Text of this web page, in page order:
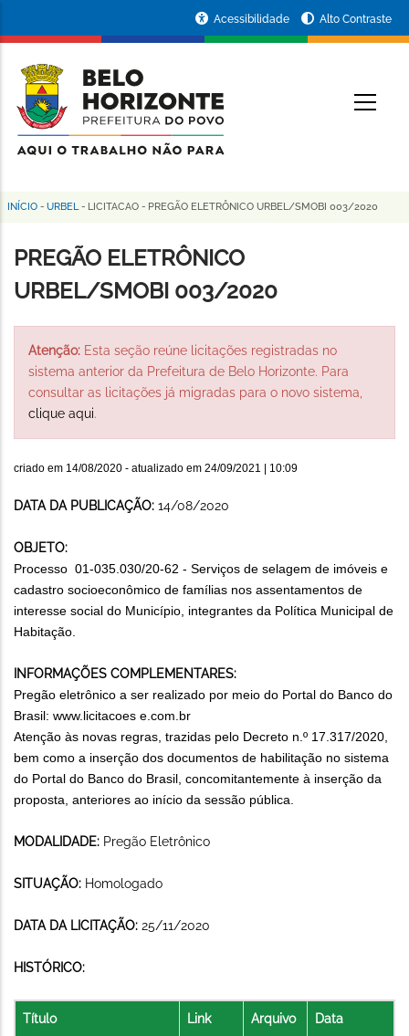
conteúdo
principal
da
Prefeitura
de
Horizonte
Acessibilidade Alto Contraste
Trilha
de
navegação
INÍCIO - URBEL - LICITACAO - PREGÃO ELETRÔNICO URBEL/SMOBI 003/2020
PREGÃO ELETRÔNICO
URBEL/SMOBI 003/2020
Atenção: Esta seção reúne licitações registradas no
sistema anterior da Prefeitura de Belo Horizonte. Para
consultar as licitações já migradas para o novo sistema,
clique aqui.
criado em 14/08/2020 - atualizado em 24/09/2021 | 10:09
DATA DA PUBLICAÇÃO: 14/08/2020
OBJETO:
Processo 01-035.030/20-62 - Serviços de selagem de imóveis e
cadastro socioeconômico de famílias nos assentamentos de
interesse social do Município, integrantes da Política Municipal de
Habitação.
INFORMAÇÕES COMPLEMENTARES:
Pregão eletrônico a ser realizado por meio do Portal do Banco do
Brasil: www.licitacoes e.com.br
Atenção às novas regras, trazidas pelo Decreto n.º 17.317/2020,
bem como a inserção dos documentos de habilitação no sistema
do Portal do Banco do Brasil, concomitantemente à inserção da
proposta, anteriores ao início da sessão pública.
MODALIDADE: Pregão Eletrônico
SITUAÇÃO: Homologado
DATA DA LICITAÇÃO: 25/11/2020
HISTÓRICO:
Título Link Arquivo Data